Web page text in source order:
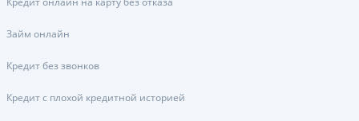
Займ онлайн
Кредит без звонков
Кредит с плохой кредитной историей